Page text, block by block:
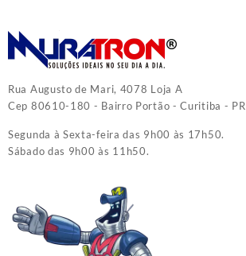
Rua Augusto de Mari, 4078 Loja A
Cep 80610-180 - Bairro Portão - Curitiba - PR
Segunda à Sexta-feira das 9h00 às 17h50.
Sábado das 9h00 às 11h50.